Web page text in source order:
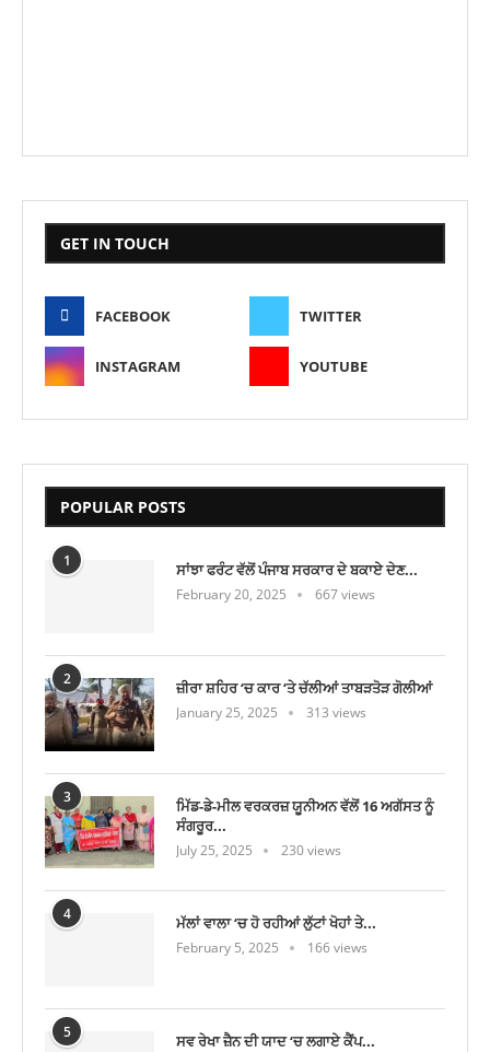
GET IN TOUCH
FACEBOOK TWITTER
INSTAGRAM YOUTUBE
POPULAR POSTS
1 ਸਾਂਝਾ ਫਰੰਟ ਵੱਲੋਂ ਪੰਜਾਬ ਸਰਕਾਰ ਦੇ ਬਕਾਏ ਦੇਣ...
February 20, 2025 667 views
2 ਜ਼ੀਰਾ ਸ਼ਹਿਰ ‘ਚ ਕਾਰ ‘ਤੇ ਚੱਲੀਆਂ ਤਾਬੜਤੋੜ ਗੋਲੀਆਂ
January 25, 2025 313 views
3
ਮਿੱਡ-ਡੇ-ਮੀਲ ਵਰਕਰਜ਼ ਯੂਨੀਅਨ ਵੱਲੋਂ 16 ਅਗੱਸਤ ਨੂੰ
ਸੰਗਰੂਰ...
July 25, 2025 230 views
4 ਮੱਲਾਂ ਵਾਲਾ ‘ਚ ਹੋ ਰਹੀਆਂ ਲੁੱਟਾਂ ਖੋਹਾਂ ਤੇ...
February 5, 2025 166 views
5 ਸਵ ਰੇਖਾ ਜ਼ੈਨ ਦੀ ਯਾਦ ‘ਚ ਲਗਾਏ ਕੈਂਪ...